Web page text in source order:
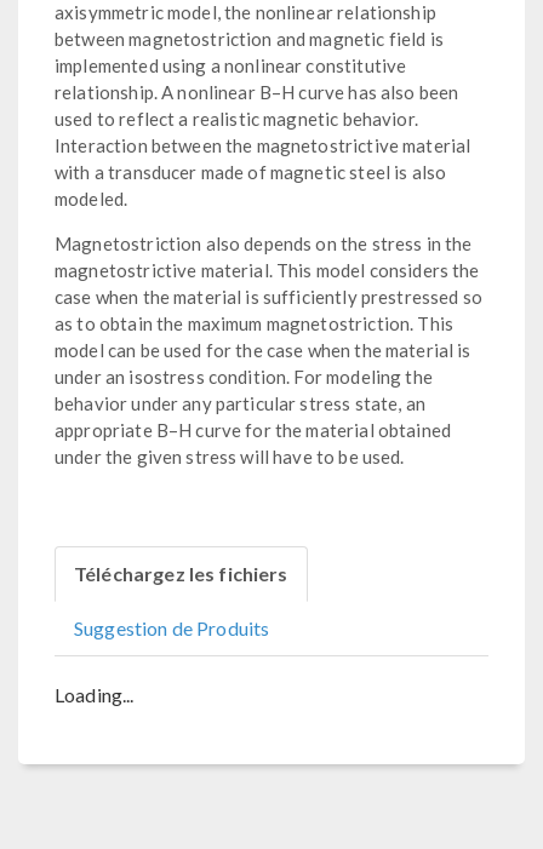
axisymmetric model, the nonlinear relationship
between magnetostriction and magnetic field is
implemented using a nonlinear constitutive
relationship. A nonlinear B–H curve has also been
used to reflect a realistic magnetic behavior.
Interaction between the magnetostrictive material
with a transducer made of magnetic steel is also
modeled.
Magnetostriction also depends on the stress in the
magnetostrictive material. This model considers the
case when the material is sufficiently prestressed so
as to obtain the maximum magnetostriction. This
model can be used for the case when the material is
under an isostress condition. For modeling the
behavior under any particular stress state, an
appropriate B–H curve for the material obtained
under the given stress will have to be used.
Téléchargez les fichiers
Suggestion de Produits
Loading...